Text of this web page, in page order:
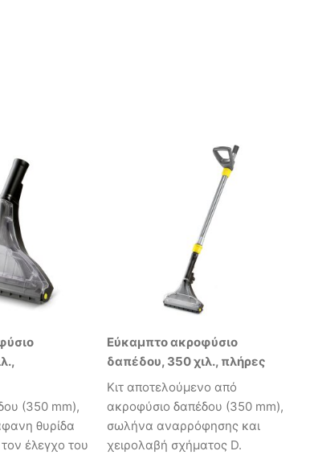
(350 mm),
θυρίδα
έλεγχο του
Εύκαμπτο ακροφύσιο
δαπέδου, 350 χιλ., πλήρες
Κιτ αποτελούμενο από
ακροφύσιο δαπέδου (350 mm),
σωλήνα αναρρόφησης και
χειρολαβή σχήματος D.